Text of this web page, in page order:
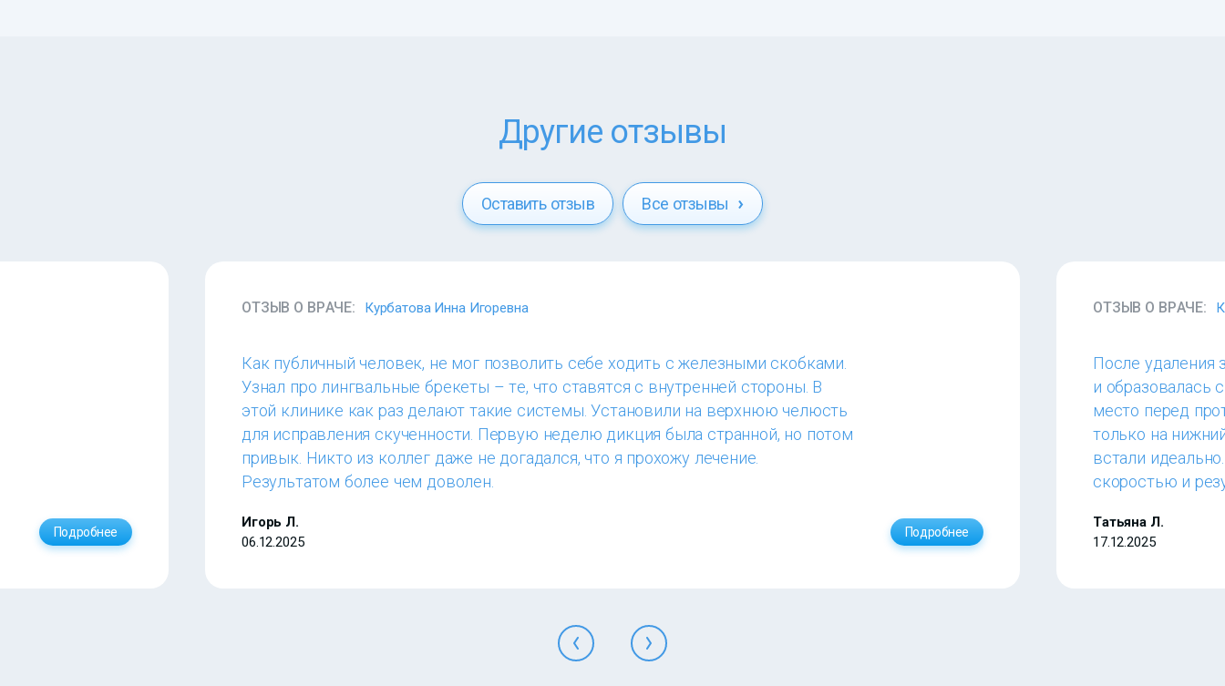
Другие отзывы
Оставить отзыв Все отзывы
Подробнее
ОТЗЫВ О ВРАЧЕ: Курбатова Инна Игоревна
Как публичный человек, не мог позволить себе ходить с железными скобками.
Узнал про лингвальные брекеты – те, что ставятся с внутренней стороны. В
этой клинике как раз делают такие системы. Установили на верхнюю челюсть
для исправления скученности. Первую неделю дикция была странной, но потом
привык. Никто из коллег даже не догадался, что я прохожу лечение.
Результатом более чем доволен.
Игорь Л.
06.12.2025
Подробнее
ОТЗЫВ О ВРАЧЕ:
После удаления
и образовалась
место перед
только на
встали
скоростью и
Татьяна Л.
17.12.2025